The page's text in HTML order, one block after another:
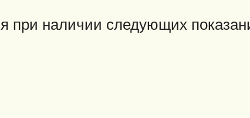
при наличии следующих